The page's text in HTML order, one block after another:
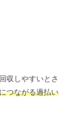
収しやすいとさ
つながる過払い